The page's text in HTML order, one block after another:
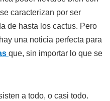
caracterizan por ser
de hasta los cactus. Pero
una noticia perfecta para
que, sin importar lo que se
a todo, o casi todo.